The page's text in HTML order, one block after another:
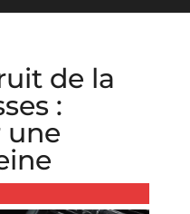
de la
:
une